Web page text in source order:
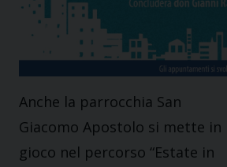
Anche la parrocchia San
Giacomo Apostolo si mette in
gioco nel percorso “Estate in